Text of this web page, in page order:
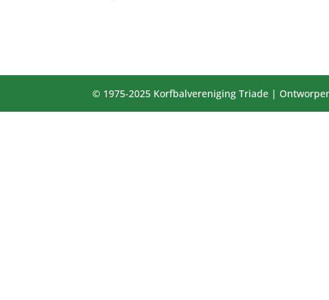
© 1975-2025 Korfbalvereniging Triade |